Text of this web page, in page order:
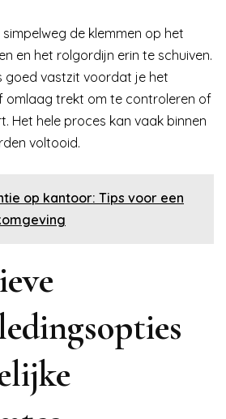
de klemmen op het
en het rolgordijn erin te schuiven.
goed vastzit voordat je het
omlaag trekt om te controleren of
Het hele proces kan vaak binnen
voltooid.
op kantoor: Tips voor een